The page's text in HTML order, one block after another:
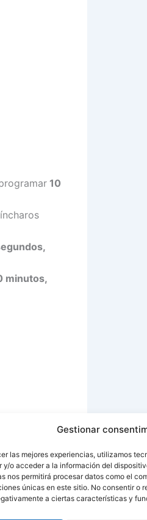
Gestionar
las mejores experiencias, utilizamos
y/o acceder a la información del
nos permitirá procesar datos como el
únicas en este sitio. No consentir o
a ciertas características y
10
minutos,
SIGUIENTE
TORTILLA DE AJETES CON GAMBAS